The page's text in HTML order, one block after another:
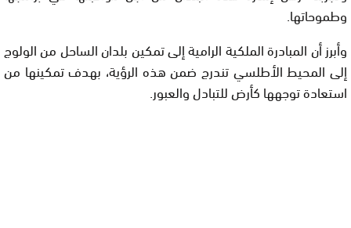
وطموحاتها.
وأبرز أن المبادرة الملكية الرامية إلى تمكين بلدان الساحل من الولوج
إلى المحيط الأطلسي تندرج ضمن هذه الرؤية، بهدف تمكينها من
استعادة توجهها كأرض للتبادل والعبور.